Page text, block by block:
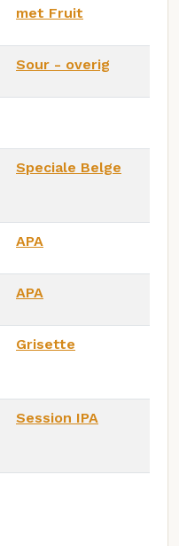
met Fruit
Sour - overig
Speciale Belge
APA
APA
Grisette
Session IPA